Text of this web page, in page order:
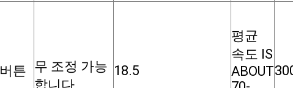
버튼 무 조정 가능
합니다
18.5
평균
속도 IS
ABOUT